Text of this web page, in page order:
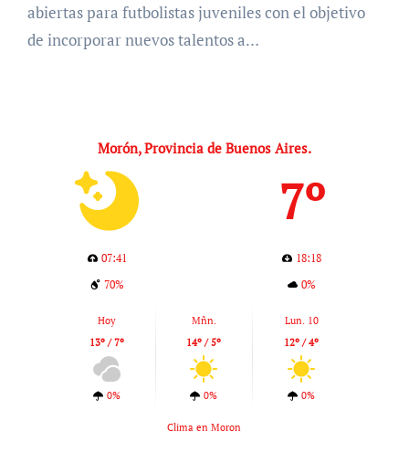
abiertas para futbolistas juveniles con el objetivo
de incorporar nuevos talentos a…
Morón, Provincia de Buenos Aires.
7º
07:41
18:18
70%
0%
Hoy
13º / 7º
0%
Mñn.
14º / 5º
0%
Lun. 10
12º / 4º
0%
Clima en Moron